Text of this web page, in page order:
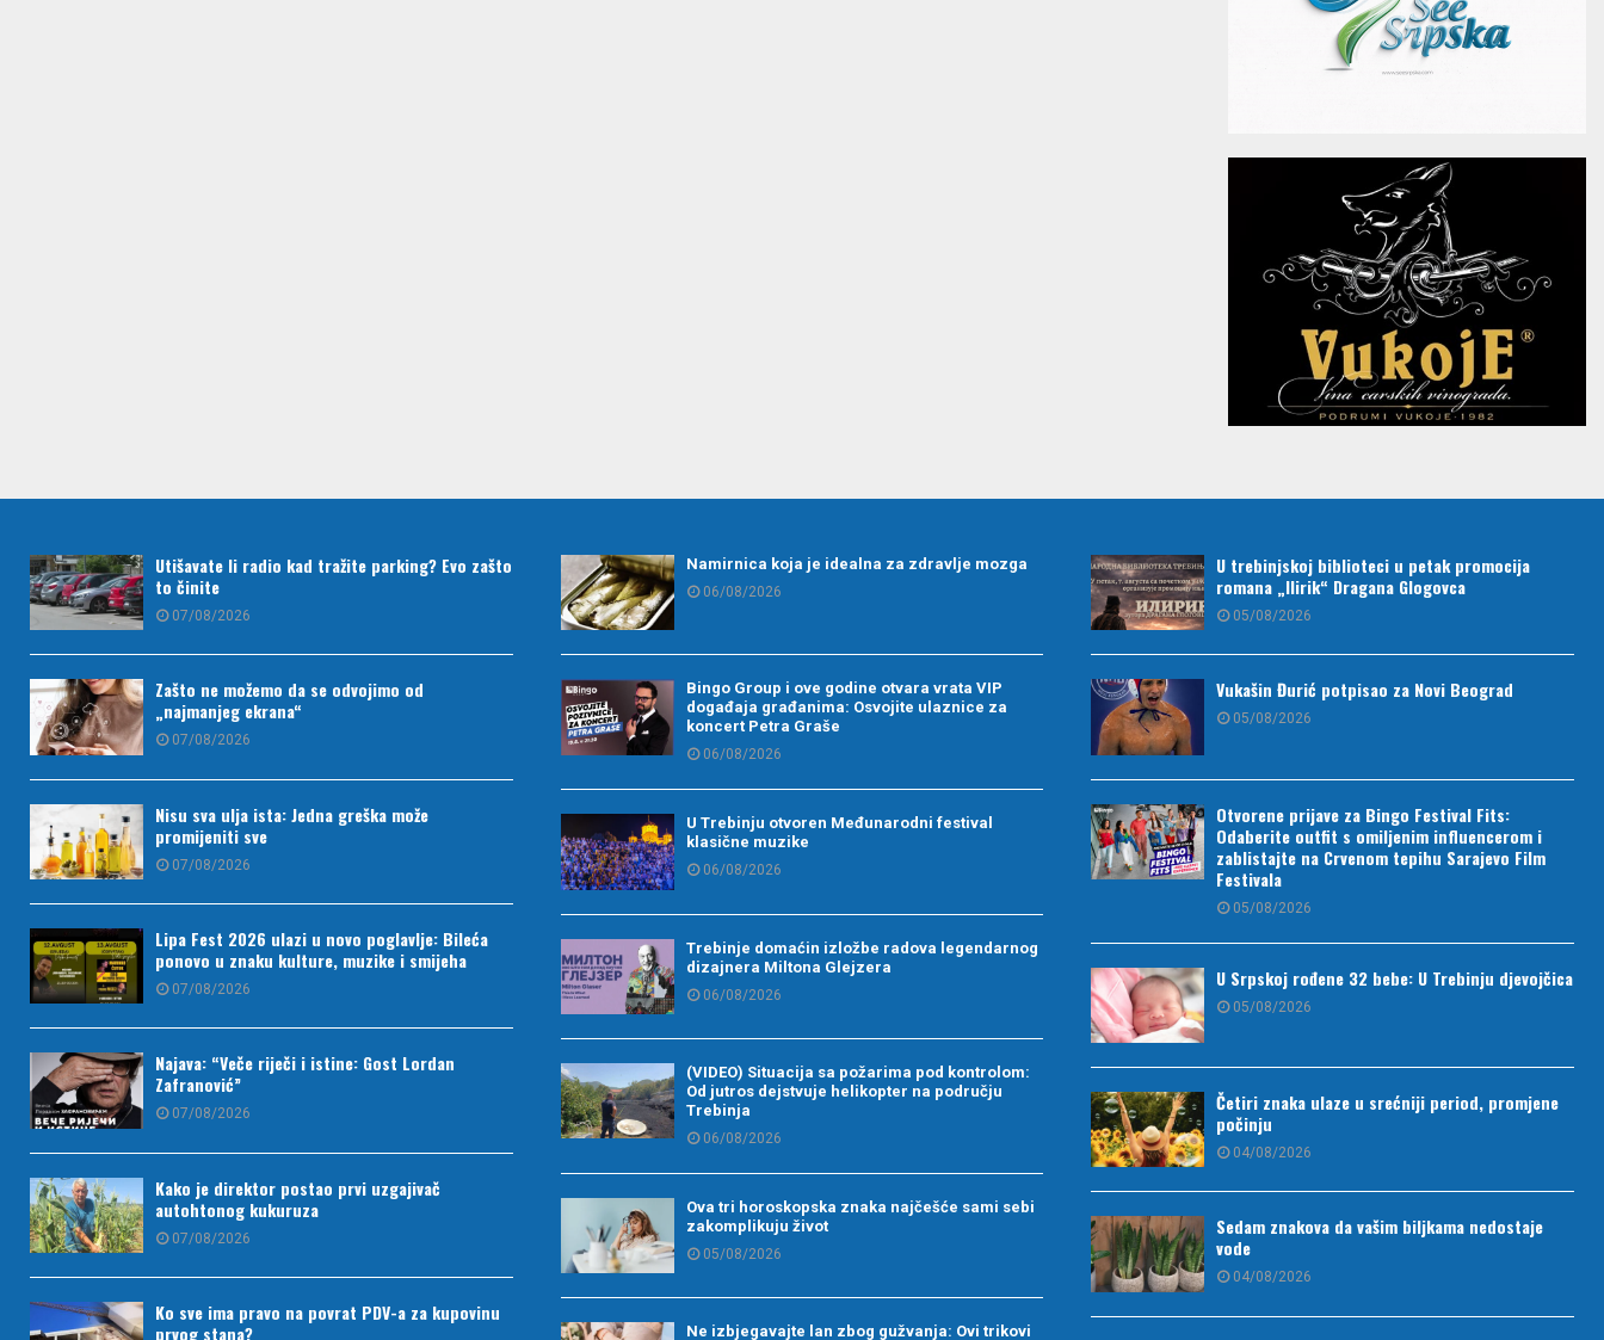
Utišavate li radio kad tražite parking? Evo zašto
to činite
07/08/2026
Zašto ne možemo da se odvojimo od
„najmanjeg ekrana“
07/08/2026
Nisu sva ulja ista: Jedna greška može
promijeniti sve
07/08/2026
Lipa Fest 2026 ulazi u novo poglavlje: Bileća
ponovo u znaku kulture, muzike i smijeha
07/08/2026
Najava: “Veče riječi i istine: Gost Lordan
Zafranović”
07/08/2026
Kako je direktor postao prvi uzgajivač
autohtonog kukuruza
07/08/2026
Ko sve ima pravo na povrat PDV-a za kupovinu
prvog stana?
Namirnica koja je idealna za zdravlje mozga
06/08/2026
Bingo Group i ove godine otvara vrata VIP
događaja građanima: Osvojite ulaznice za
koncert Petra Graše
06/08/2026
U Trebinju otvoren Međunarodni festival
klasične muzike
06/08/2026
Trebinje domaćin izložbe radova legendarnog
dizajnera Miltona Glejzera
06/08/2026
(VIDEO) Situacija sa požarima pod kontrolom:
Od jutros dejstvuje helikopter na području
Trebinja
06/08/2026
Ova tri horoskopska znaka najčešće sami sebi
zakomplikuju život
05/08/2026
Ne izbjegavajte lan zbog gužvanja: Ovi trikovi
U trebinjskoj biblioteci u petak promocija
romana „Ilirik“ Dragana Glogovca
05/08/2026
Vukašin Đurić potpisao za Novi Beograd
05/08/2026
Otvorene prijave za Bingo Festival Fits:
Odaberite outfit s omiljenim influencerom i
zablistajte na Crvenom tepihu Sarajevo Film
Festivala
05/08/2026
U Srpskoj rođene 32 bebe: U Trebinju djevojčica
05/08/2026
Četiri znaka ulaze u srećniji period, promjene
počinju
04/08/2026
Sedam znakova da vašim biljkama nedostaje
vode
04/08/2026